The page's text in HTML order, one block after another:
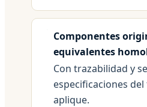
Componentes
equivalentes
Con trazabilidad y
especificaciones
aplique.